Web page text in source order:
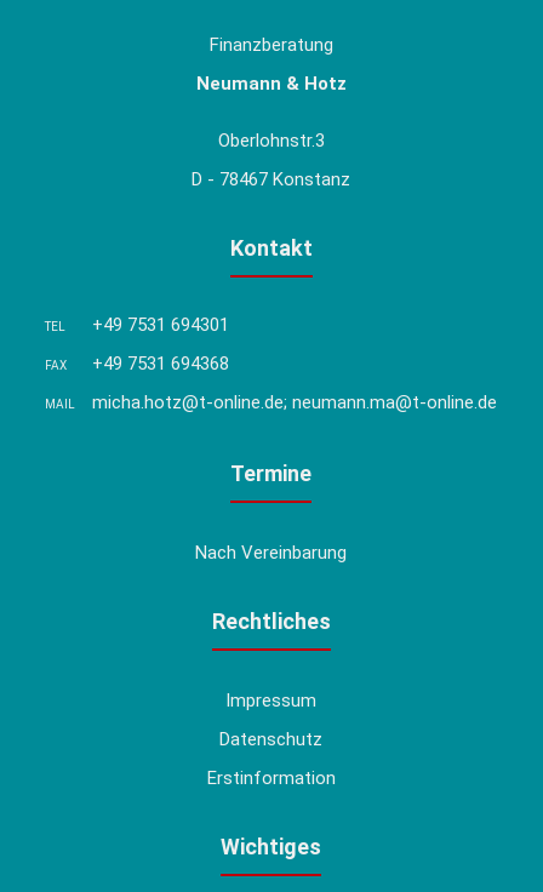
Finanzberatung
Neumann & Hotz
Oberlohnstr.3
D - 78467 Konstanz
Kontakt
TEL +49 7531 694301
FAX +49 7531 694368
MAIL micha.hotz@t-online.de; neumann.ma@t-online.de
Termine
Nach Vereinbarung
Rechtliches
Impressum
Datenschutz
Erstinformation
Wichtiges